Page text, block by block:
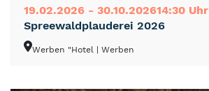
19.02.2026 - 30.10.202614:30 Uhr
Spreewaldplauderei 2026
Werben "Hotel | Werben